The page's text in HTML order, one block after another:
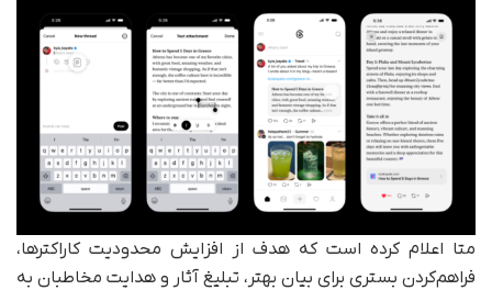
متا اعلام کرده است که هدف از افزایش محدودیت کاراکترها،
فراهم‌کردن بستری برای بیان بهتر، تبلیغ آثار و هدایت مخاطبان به